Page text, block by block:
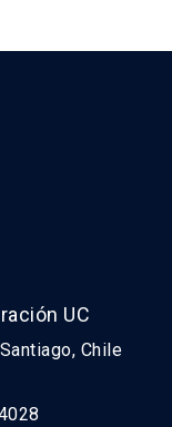
UC
Chile